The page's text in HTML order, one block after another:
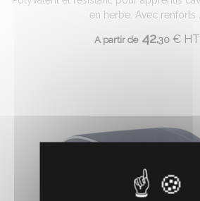
en herbe. Avec renforts ...
A partir de42.30 € HT